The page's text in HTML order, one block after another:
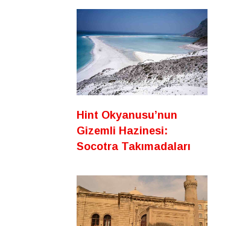
Hint Okyanusu’nun
Gizemli Hazinesi:
Socotra Takımadaları